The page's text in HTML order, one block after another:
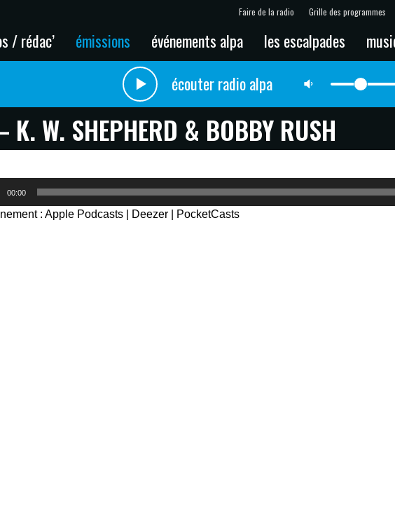
Faire de la radio Grille des programmes
/ rédac’ émissions événements alpa les escalpades
écouter radio alpa
K. W. SHEPHERD & BOBBY RUSH
00:00
:Apple Podcasts Deezer PocketCasts